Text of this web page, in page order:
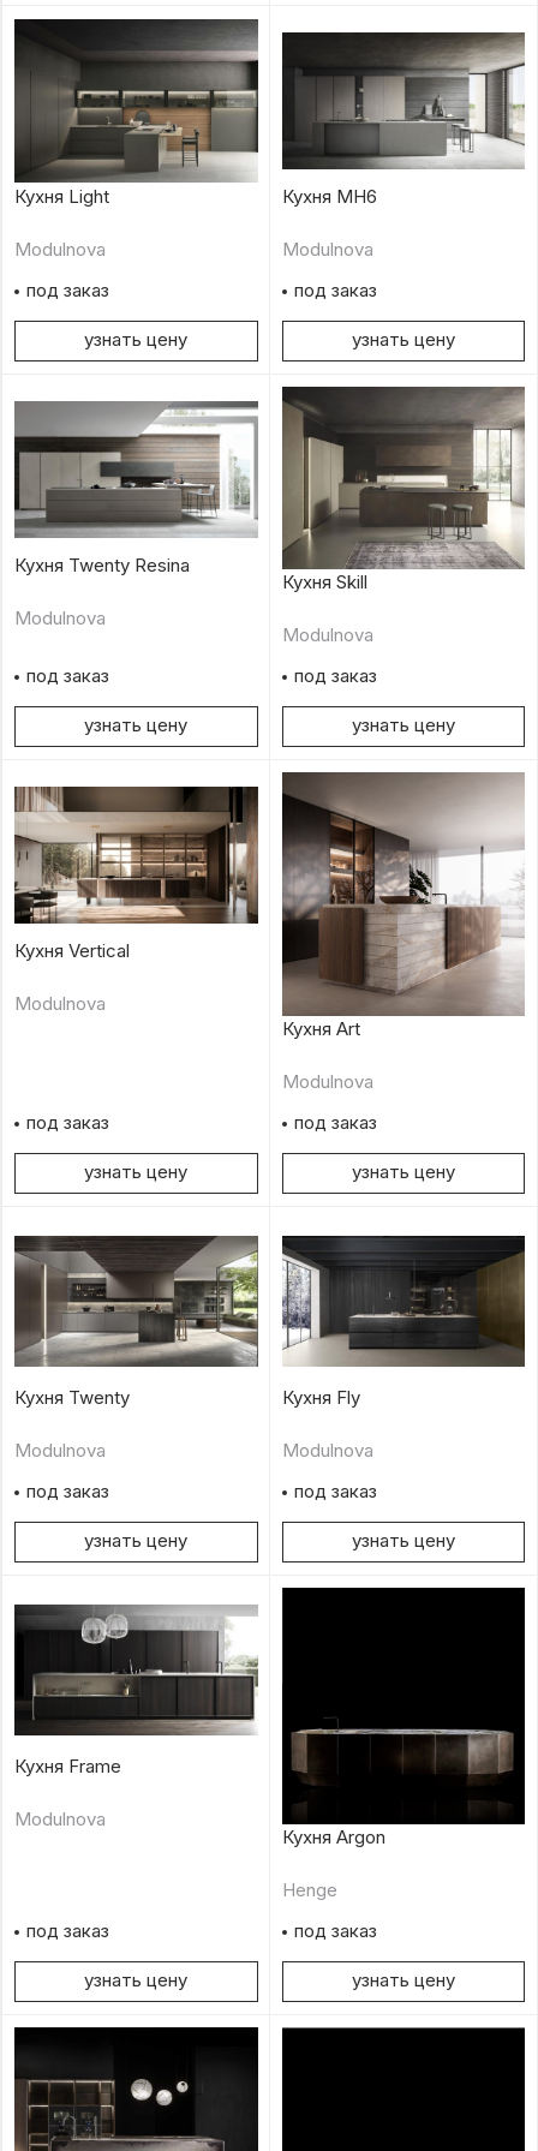
Кухня Light
Modulnova
под заказ
узнать цену
Кухня MH6
Modulnova
под заказ
узнать цену
Кухня Twenty Resina
Modulnova
под заказ
узнать цену
Кухня Skill
Modulnova
под заказ
узнать цену
Кухня Vertical
Modulnova
под заказ
узнать цену
Кухня Art
Modulnova
под заказ
узнать цену
Кухня Twenty
Modulnova
под заказ
узнать цену
Кухня Fly
Modulnova
под заказ
узнать цену
Кухня Frame
Modulnova
под заказ
узнать цену
Кухня Argon
Henge
под заказ
узнать цену